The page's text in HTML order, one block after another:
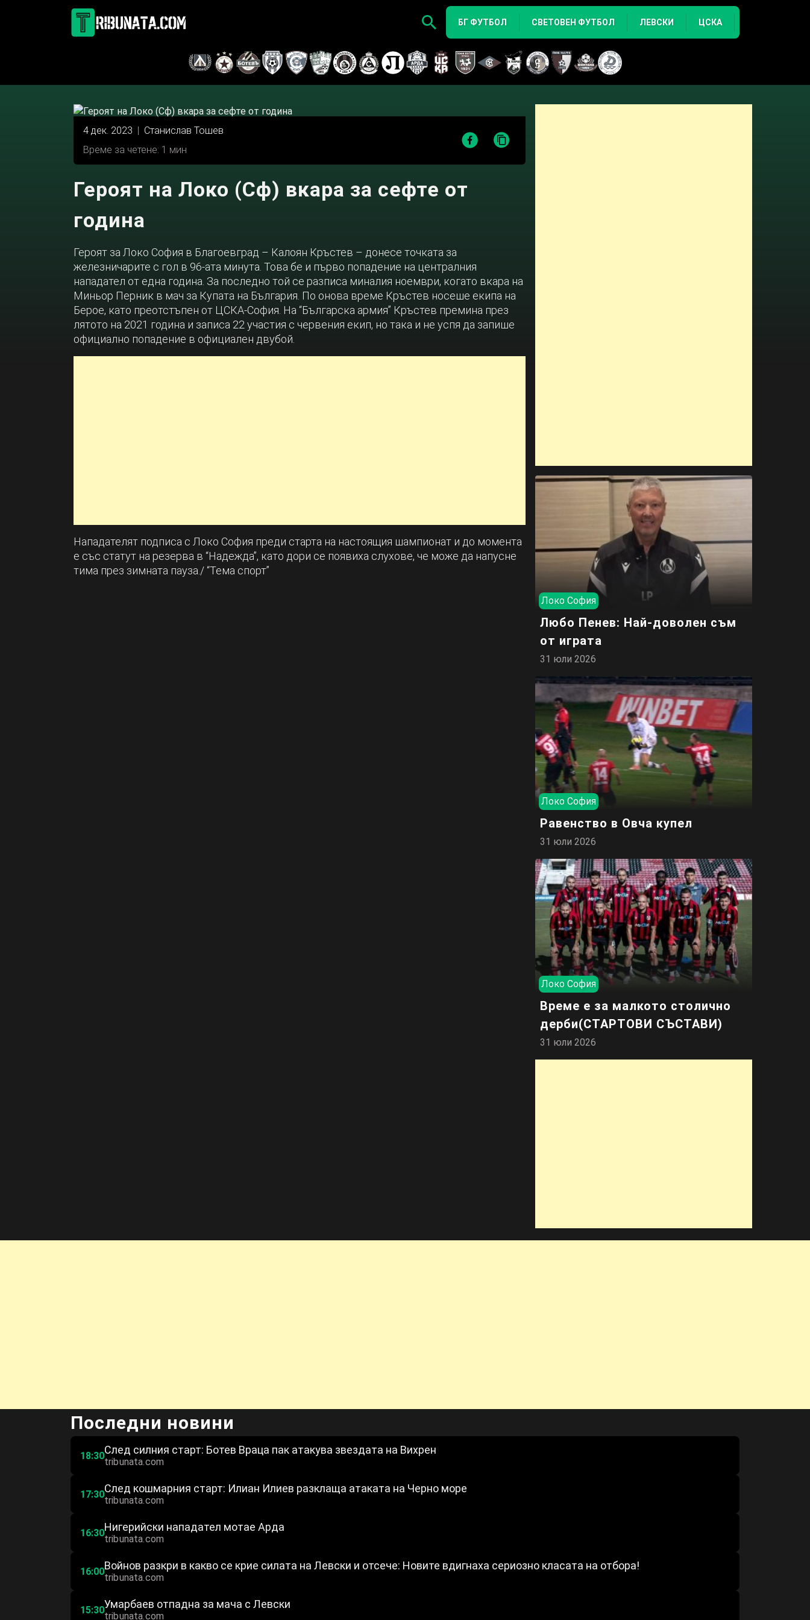
БГ ФУТБОЛ СВЕТОВЕН ФУТБОЛ ЛЕВСКИ ЦСКА
4 дек. 2023 | Станислав Тошев
Време за четене: 1 мин
Героят на Локо (Сф) вкара за сефте от
година
Героят за Локо София в Благоевград – Калоян Кръстев – донесе точката за
железничарите с гол в 96-ата минута. Това бе и първо попадение на централния
нападател от една година. За последно той се разписа миналия ноември, когато вкара на
Миньор Перник в мач за Купата на България. По онова време Кръстев носеше екипа на
Берое, като преотстъпен от ЦСКА-София. На “Българска армия” Кръстев премина през
лятото на 2021 година и записа 22 участия с червения екип, но така и не успя да запише
официално попадение в официален двубой.
Нападателят подписа с Локо София преди старта на настоящия шампионат и до момента
е със статут на резерва в “Надежда”, като дори се появиха слухове, че може да напусне
тима през зимната пауза./ “Тема спорт”
Локо София
Любо Пенев: Най-доволен съм
от играта
31 юли 2026
Локо София
Равенство в Овча купел
31 юли 2026
Локо София
Време е за малкото столично
дерби(СТАРТОВИ СЪСТАВИ)
31 юли 2026
Последни новини
18:30След силния старт: Ботев Враца пак атакува звездата на Вихрен
tribunata.com
17:30След кошмарния старт: Илиан Илиев разклаща атаката на Черно море
tribunata.com
16:30Нигерийски нападател мотае Арда
tribunata.com
16:00Войнов разкри в какво се крие силата на Левски и отсече: Новите вдигнаха сериозно класата на отбора!
tribunata.com
15:30Умарбаев отпадна за мача с Левски
tribunata.com